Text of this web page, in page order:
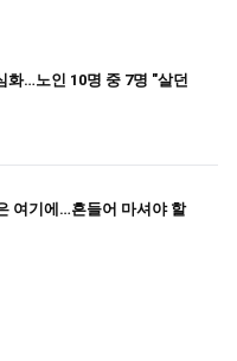
화…노인 10명 중 7명 "살던
여기에…흔들어 마셔야 할